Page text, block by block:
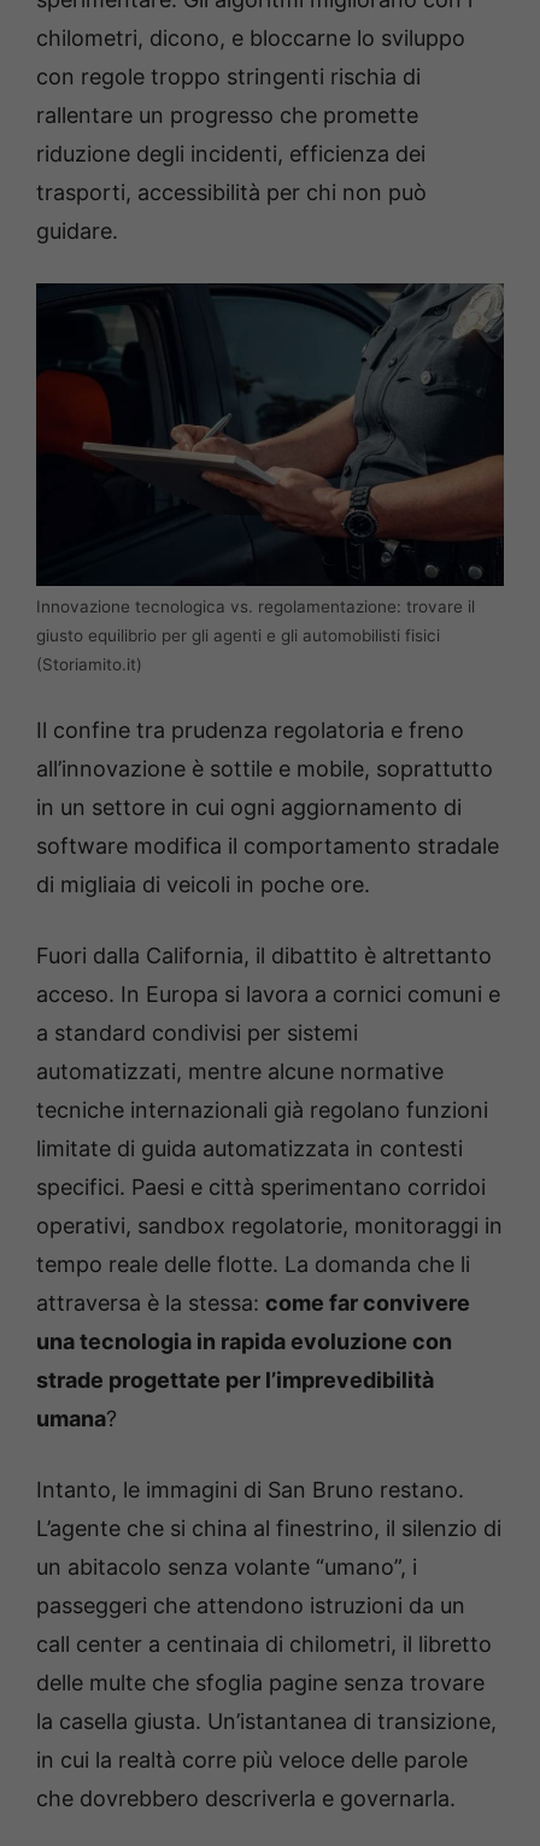
chilometri, dicono, e bloccarne lo sviluppo
con regole troppo stringenti rischia di
rallentare un progresso che promette
riduzione degli incidenti, efficienza dei
trasporti, accessibilità per chi non può
guidare.
Innovazione tecnologica vs. regolamentazione: trovare il
giusto equilibrio per gli agenti e gli automobilisti fisici
(Storiamito.it)
Il confine tra prudenza regolatoria e freno
all’innovazione è sottile e mobile, soprattutto
in un settore in cui ogni aggiornamento di
software modifica il comportamento stradale
di migliaia di veicoli in poche ore.
Fuori dalla California, il dibattito è altrettanto
acceso. In Europa si lavora a cornici comuni e
a standard condivisi per sistemi
automatizzati, mentre alcune normative
tecniche internazionali già regolano funzioni
limitate di guida automatizzata in contesti
specifici. Paesi e città sperimentano corridoi
operativi, sandbox regolatorie, monitoraggi in
tempo reale delle flotte. La domanda che li
attraversa è la stessa: come far convivere
una tecnologia in rapida evoluzione con
strade progettate per l’imprevedibilità
umana?
Intanto, le immagini di San Bruno restano.
L’agente che si china al finestrino, il silenzio di
un abitacolo senza volante “umano”, i
passeggeri che attendono istruzioni da un
call center a centinaia di chilometri, il libretto
delle multe che sfoglia pagine senza trovare
la casella giusta. Un’istantanea di transizione,
in cui la realtà corre più veloce delle parole
che dovrebbero descriverla e governarla.